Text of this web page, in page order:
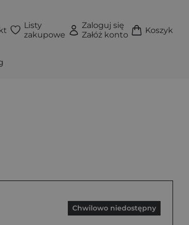
Listy
zakupowe
Zaloguj się
Załóż konto
Koszyk
Chwilowo niedostępny